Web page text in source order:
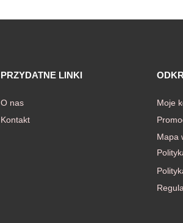
PRZYDATNE LINKI
O nas
Kontakt
Moje
Mapa